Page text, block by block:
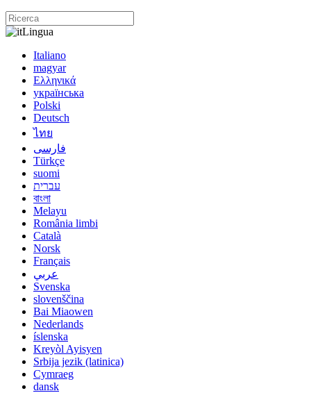
Lingua
Italiano
magyar
Ελληνικά
українська
Polski
Deutsch
ไทย
فارسی
Türkçe
suomi
עברית
বাংলা
Melayu
România limbi
Català
Norsk
Français
عربي
Svenska
slovenščina
Bai Miaowen
Nederlands
íslenska
Kreyòl Ayisyen
Srbija jezik (latinica)
Cymraeg
dansk